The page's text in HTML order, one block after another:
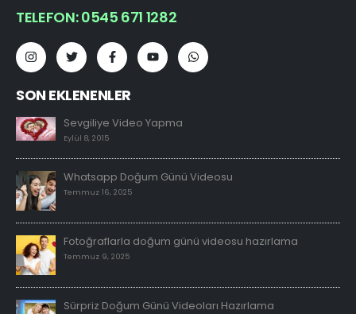
TELEFON: 0545 671 1282
SON EKLENENLER
Sevgiliye Video Yapma
Eylül 8, 2015
Whatsapp Doğum Günü Videosu
Temmuz 16, 2025
Fotoğraflarla doğum günü videosu hazırlama
Temmuz 9, 2025
Sürpriz Doğum Günü Videoları Hazırlama